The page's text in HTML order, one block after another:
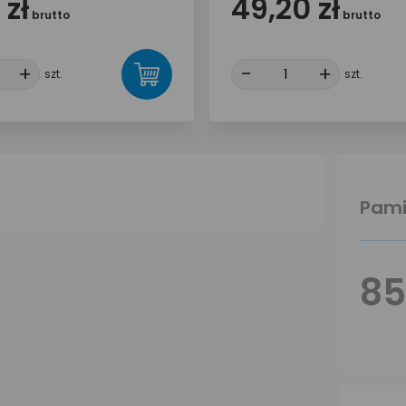
brutto
+ +
szt.
49,20 zł brutto
- + +
szt.